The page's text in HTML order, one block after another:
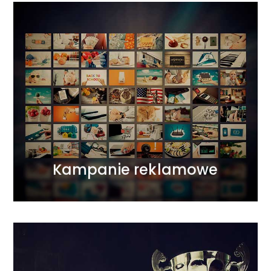
Kampanie reklamowe
Kampanie reklamowe
Łączymy wszystkie światy komunikacji
marketingowej. Działamy na płaszczyźnie ATL, BTL,
DIGITAL tworząc projekty 360 stopni.
Wykorzystujemy zasadę synergii marketingowej,
uzupełniając każde działanie odpowiednio
dobranymi narzędziami.
WIĘCEJ
Programy lojalnościowe